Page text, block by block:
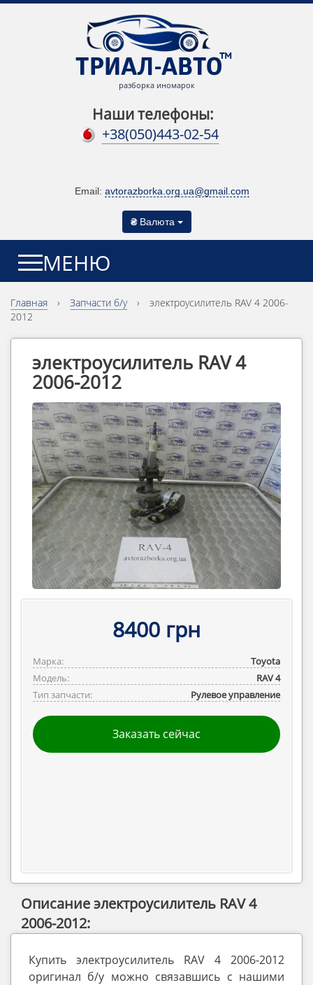
разборка иномарок
Наши телефоны:
+38(050)443-02-54
Email: avtorazborka.org.ua@gmail.com
₴ Валюта
МЕНЮ
Главная › Запчасти б/у ›
электроусилитель RAV 4 2006-
2012
электроусилитель RAV 4
2006-2012
8400 грн
Марка:
Toyota
Модель:
RAV 4
Тип запчасти:
Рулевое управление
Заказать сейчас
Описание электроусилитель RAV 4
2006-2012:
Купить электроусилитель RAV 4 2006-2012
оригинал б/у можно связавшись с нашими